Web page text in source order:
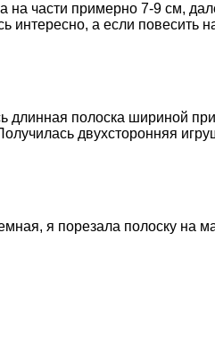
части примерно 7-9 см,
а если повесить
длинная полоска шириной
двухсторонняя
я порезала полоску на